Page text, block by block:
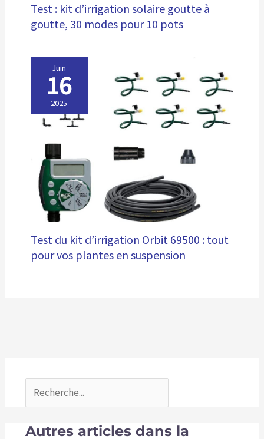
Test : kit d’irrigation solaire goutte à
goutte, 30 modes pour 10 pots
Juin
16
2025
Test du kit d’irrigation Orbit 69500 : tout
pour vos plantes en suspension
Autres articles dans la